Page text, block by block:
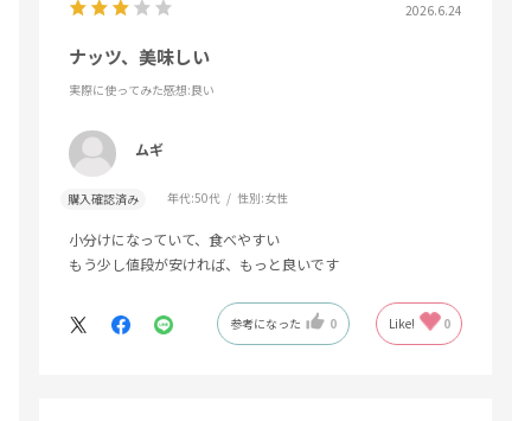
2026.6.24
ナッツ、美味しい
実際に使ってみた感想:良い
ムギ
購入確認済み 年代:50代 性別:女性
小分けになっていて、食べやすい
もう少し値段が安ければ、もっと良いです
参考になった 0 Like! 0